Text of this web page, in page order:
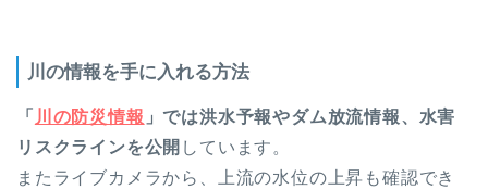
川の情報を手に入れる方法
「 川の防災情報 」では洪水予報やダム放流情報、水害
リスクラインを公開 しています。
またライブカメラから、上流の水位の上昇も確認でき